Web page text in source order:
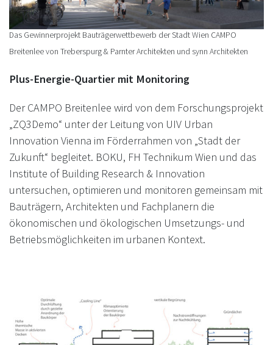
Das Gewinnerprojekt Bauträgerwettbewerb der Stadt Wien CAMPO
Breitenlee von Treberspurg & Parnter Architekten und synn Architekten
Plus-Energie-Quartier mit Monitoring
Der CAMPO Breitenlee wird von dem Forschungsprojekt
„ZQ3Demo“ unter der Leitung von UIV Urban
Innovation Vienna im Förderrahmen von „Stadt der
Zukunft“ begleitet. BOKU, FH Technikum Wien und das
Institute of Building Research & Innovation
untersuchen, optimieren und monitoren gemeinsam mit
Bauträgern, Architekten und Fachplanern die
ökonomischen und ökologischen Umsetzungs- und
Betriebsmöglichkeiten im urbanen Kontext.